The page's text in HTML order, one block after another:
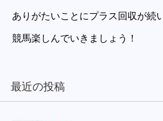
ありがたいことにプラス回収が続
競馬楽しんでいきましょう！
最近の投稿